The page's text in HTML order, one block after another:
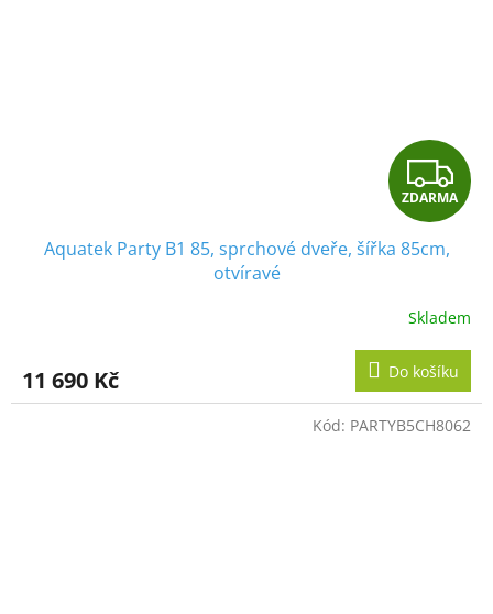
Z
D
R
M
A
ZDARMA
Aquatek Party B1 85, sprchové dveře, šířka 85cm,
otvíravé
Skladem
11 690 Kč Do košíku
Kód: PARTYB5CH8062